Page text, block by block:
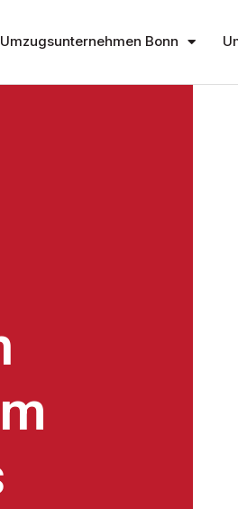
Umzugsunternehmen Bonn